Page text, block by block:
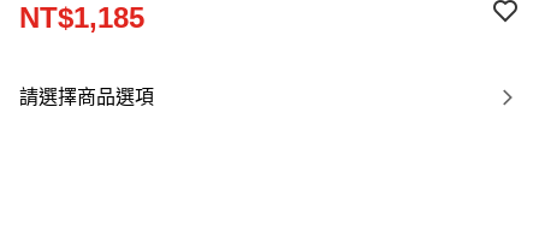
NT$1,185
請選擇商品選項